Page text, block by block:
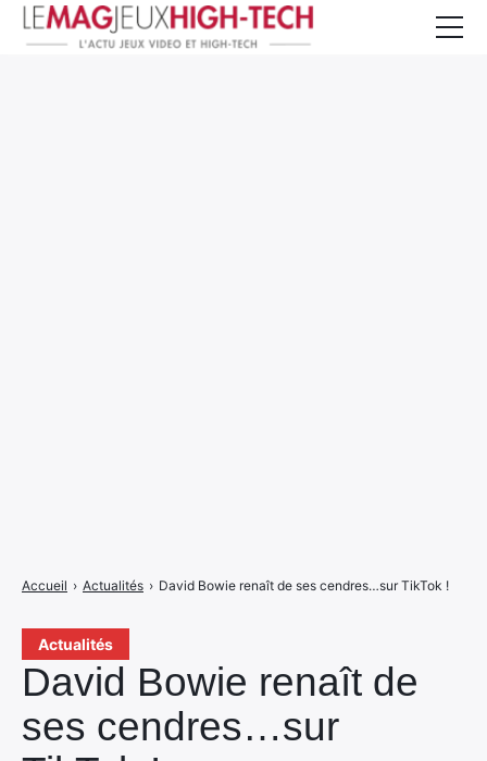
Actualités
David Bowie renaît de
ses cendres…sur
Accueil › Actualités › David Bowie renaît de ses cendres…sur TikTok !